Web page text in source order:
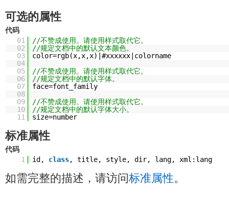
可选的属性
代码
01
//不赞成使用。请使用样式取代它。
02
//规定文档中的默认文本颜色。
03
color=rgb(x,x,x)|#xxxxxx|colorname
04
05
//不赞成使用。请使用样式取代它。
06
//规定文档中的默认字体。
07
face=font_family
08
09
//不赞成使用。请使用样式取代它。
10
//规定文档中的默认字体大小。
11
size=number
标准属性
代码
1
id, class, title, style, dir, lang, xml:lang
如需完整的描述，请访问标准属性。